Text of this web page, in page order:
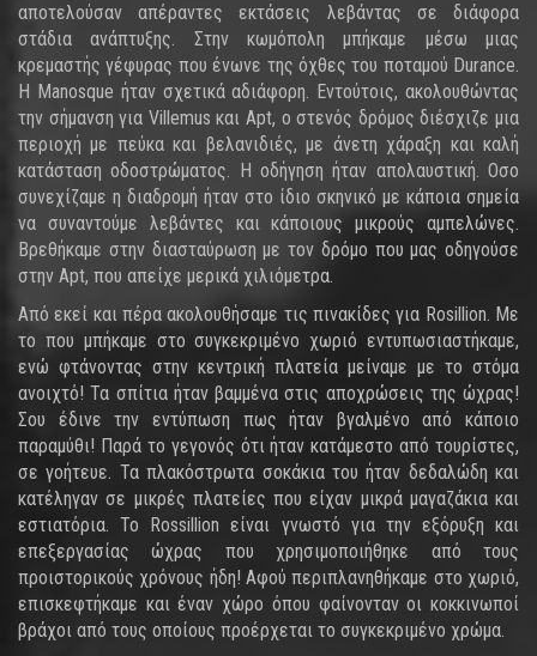
αποτελούσαν απέραντες εκτάσεις λεβάντας σε διάφορα
στάδια ανάπτυξης. Στην κωμόπολη μπήκαμε μέσω μιας
κρεμαστής γέφυρας που ένωνε της όχθες του ποταμού Durance.
Η Manosque ήταν σχετικά αδιάφορη. Εντούτοις, ακολουθώντας
την σήμανση για Villemus και Apt, ο στενός δρόμος διέσχιζε μια
περιοχή με πεύκα και βελανιδιές, με άνετη χάραξη και καλή
κατάσταση οδοστρώματος. Η οδήγηση ήταν απολαυστική. Οσο
συνεχίζαμε η διαδρομή ήταν στο ίδιο σκηνικό με κάποια σημεία
να συναντούμε λεβάντες και κάποιους μικρούς αμπελώνες.
Βρεθήκαμε στην διασταύρωση με τον δρόμο που μας οδηγούσε
στην Apt, που απείχε μερικά χιλιόμετρα.
Από εκεί και πέρα ακολουθήσαμε τις πινακίδες για Rosillion. Με
το που μπήκαμε στο συγκεκριμένο χωριό εντυπωσιαστήκαμε,
ενώ φτάνοντας στην κεντρική πλατεία μείναμε με το στόμα
ανοιχτό! Τα σπίτια ήταν βαμμένα στις αποχρώσεις της ώχρας!
Σου έδινε την εντύπωση πως ήταν βγαλμένο από κάποιο
παραμύθι! Παρά το γεγονός ότι ήταν κατάμεστο από τουρίστες,
σε γοήτευε. Τα πλακόστρωτα σοκάκια του ήταν δεδαλώδη και
κατέληγαν σε μικρές πλατείες που είχαν μικρά μαγαζάκια και
εστιατόρια. Το Rossillion είναι γνωστό για την εξόρυξη και
επεξεργασίας ώχρας που χρησιμοποιήθηκε από τους
προιστορικούς χρόνους ήδη! Αφού περιπλανηθήκαμε στο χωριό,
επισκεφτήκαμε και έναν χώρο όπου φαίνονταν οι κοκκινωποί
βράχοι από τους οποίους προέρχεται το συγκεκριμένο χρώμα.